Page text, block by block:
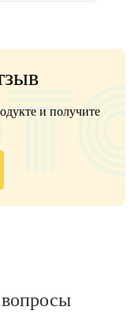
и получите